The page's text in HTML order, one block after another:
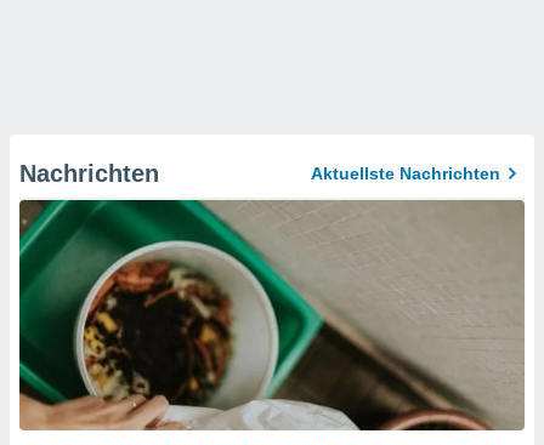
Nachrichten Aktuellste Nachrichten